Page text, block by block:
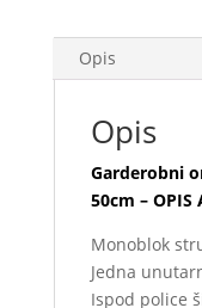
Opis
Opis
Garderobni
50cm – OPIS
Monoblok
Jedna
Ispod police